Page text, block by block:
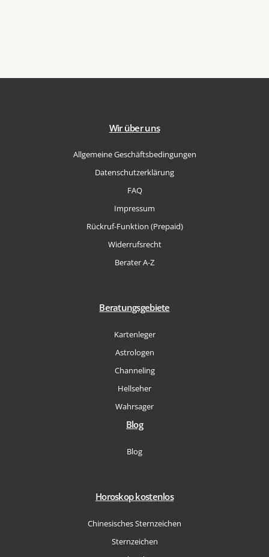
Wir über uns
Allgemeine Geschäftsbedingungen
Datenschutzerklärung
FAQ
Impressum
Rückruf-Funktion (Prepaid)
Widerrufsrecht
Berater A-Z
Beratungsgebiete
Kartenleger
Astrologen
Channeling
Hellseher
Wahrsager
Blog
Blog
Horoskop kostenlos
Chinesisches Sternzeichen
Sternzeichen